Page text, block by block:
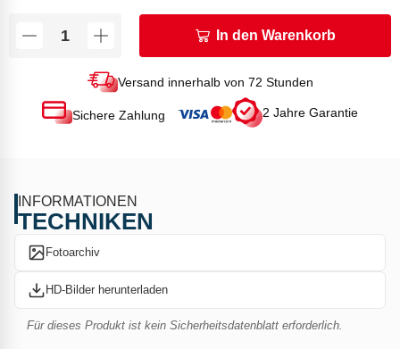
Verbrauch (g/h) 150T bei 4 Bar: 10860
Länge der Flamme (in mm): 150T: 1000
Gewicht (Kg): 3,84
In den Warenkorb
Versand innerhalb von 72 Stunden
Sichere Zahlung 2 Jahre Garantie
INFORMATIONEN
TECHNIKEN
Fotoarchiv
HD-Bilder herunterladen
Für dieses Produkt ist kein Sicherheitsdatenblatt erforderlich.